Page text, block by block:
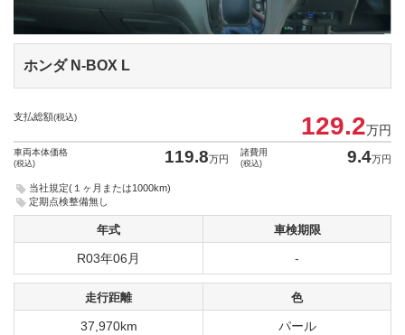
ホンダ N-BOX L
支払総額(税込) 129.2万円
車両本体価格
(税込) 119.8万円
諸費用
(税込) 9.4万円
当社規定(１ヶ月または1000km)
定期点検整備無し
年式 車検期限
R03年06月 -
走行距離 色
37,970km パール